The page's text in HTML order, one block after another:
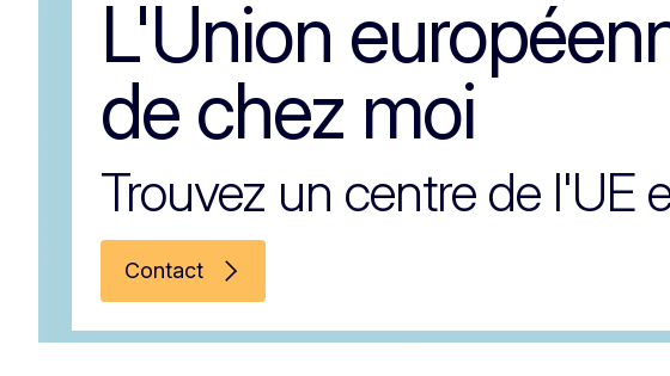
L'Union
de chez moi
Trouvez un centre de l'UE
Contact